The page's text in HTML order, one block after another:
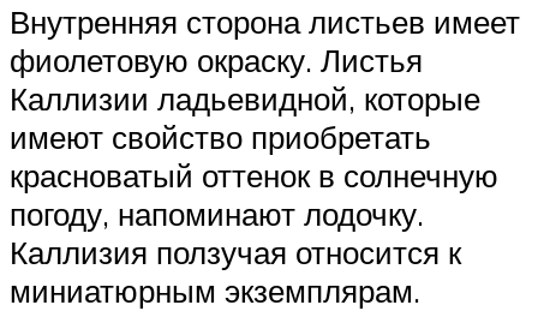
Внутренняя сторона листьев имеет
фиолетовую окраску. Листья
Каллизии ладьевидной, которые
имеют свойство приобретать
красноватый оттенок в солнечную
погоду, напоминают лодочку.
Каллизия ползучая относится к
миниатюрным экземплярам.